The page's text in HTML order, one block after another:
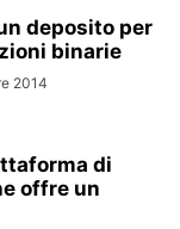
deposito per
binarie
2014
di
offre un